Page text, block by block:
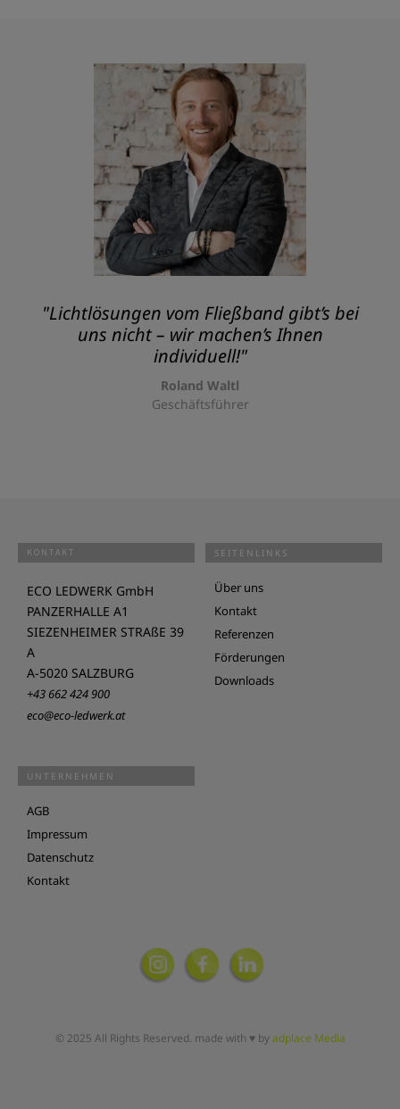
"Lichtlösungen vom Fließband gibt’s bei
uns nicht – wir machen’s Ihnen
individuell!"
Roland Waltl
Geschäftsführer
KONTAKT
ECO LEDWERK GmbH
PANZERHALLE A1
SIEZENHEIMER STRAßE 39
A
A-5020 SALZBURG
+43 662 424 900
eco@eco-ledwerk.at
SEITENLINKS
Über uns
Kontakt
Referenzen
Förderungen
Downloads
UNTERNEHMEN
AGB
Impressum
Datenschutz
Kontakt
© 2025 All Rights Reserved. made with ♥ byadplace Media